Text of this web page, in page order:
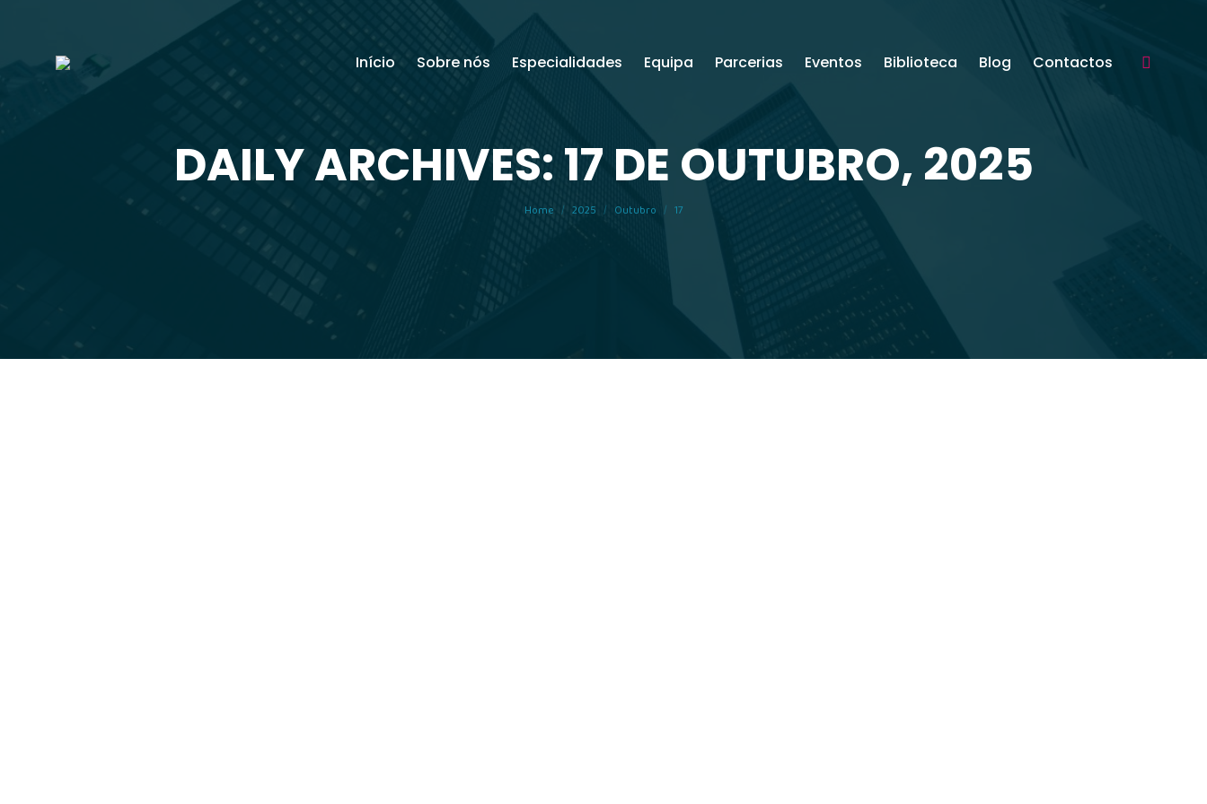
Início Sobre nós Especialidades Equipa Parcerias Eventos Biblioteca Blog Contactos Search:
DAILY ARCHIVES: 17 DE OUTUBRO, 2025
You are here:
Home 2025 Outubro 17